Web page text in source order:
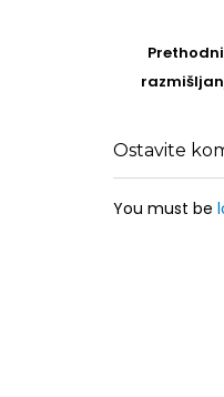
Ostavite
You must be